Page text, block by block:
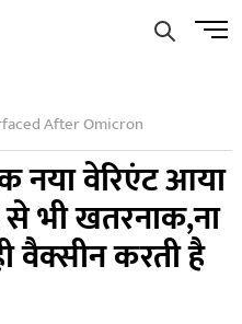
Menu
After Omicron
नया वेरिएंट आया
भी खतरनाक,ना
वैक्सीन करती है